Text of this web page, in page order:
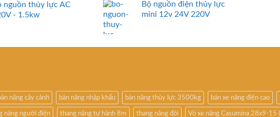
nguồn thủy lực AC
- 1.5kw
Bộ nguồn điện thủy lực
mini 12v 24V 220V
nâng cây cảnh bàn nâng nhập khẩu bàn nâng thủy lực 3500kg bán xe nâng điện cao
nâng người điện thang nâng tự hành 8m thang nâng đôi Vỏ xe nâng Casumina 28x9-15